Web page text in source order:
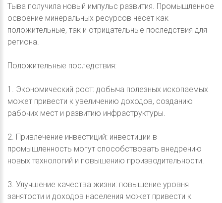
Тыва получила новый импульс развития. Промышленное
освоение минеральных ресурсов несет как
положительные, так и отрицательные последствия для
региона.
Положительные последствия:
1. Экономический рост: добыча полезных ископаемых
может привести к увеличению доходов, созданию
рабочих мест и развитию инфраструктуры.
2. Привлечение инвестиций: инвестиции в
промышленность могут способствовать внедрению
новых технологий и повышению производительности.
3. Улучшение качества жизни: повышение уровня
занятости и доходов населения может привести к